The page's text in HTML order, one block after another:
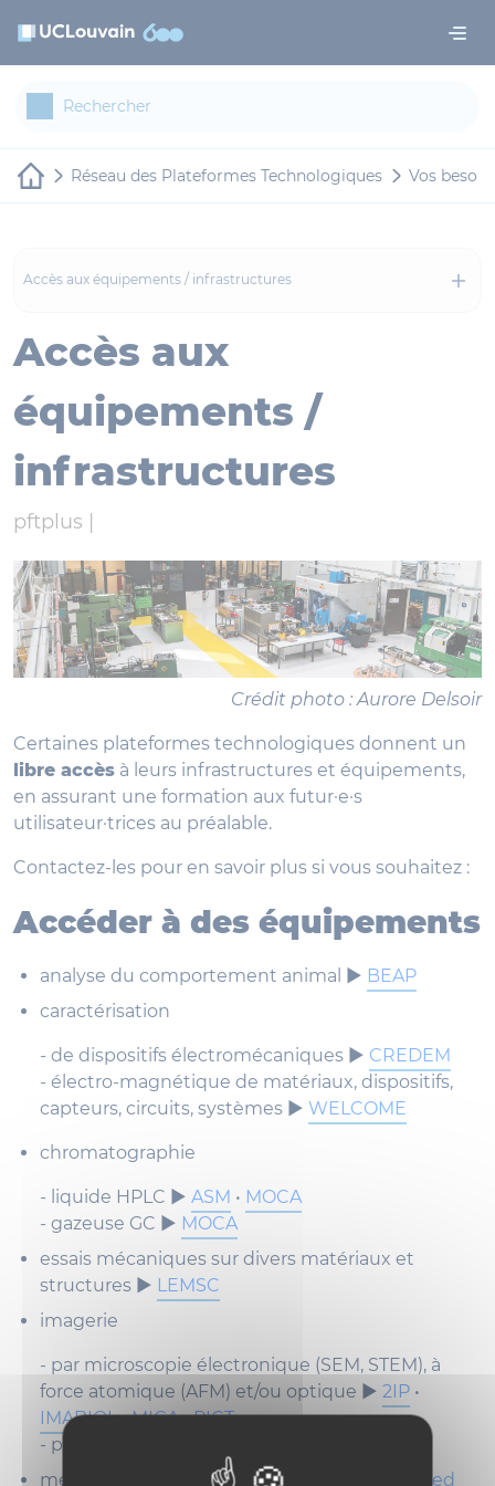
Réseau des Plateformes Technologiques Vos
Accès aux équipements / infrastructures
Accès aux
équipements /
infrastructures
pftplus |
Crédit photo : Aurore Delsoir
Certaines plateformes technologiques donnent un
libre accès à leurs infrastructures et équipements,
en assurant une formation aux futur·e·s
utilisateur·trices au préalable.
Contactez-les pour en savoir plus si vous souhaitez :
Accéder à des équipements
analyse du comportement animal ► BEAP
caractérisation
- de dispositifs électromécaniques ► CREDEM
- électro-magnétique de matériaux, dispositifs,
capteurs, circuits, systèmes ► WELCOME
chromatographie
- liquide HPLC ► ASM • MOCA
- gazeuse GC ► MOCA
essais mécaniques sur divers matériaux et
structures ► LEMSC
imagerie
- par microscopie électronique (SEM, STEM), à
force atomique (AFM) et/ou optique ► 2IP •
IMABIOL•MICA•PICT
- par résonnance magnétique (IRM) ►
mesure de la réactivité vasculaire ►
Integrated